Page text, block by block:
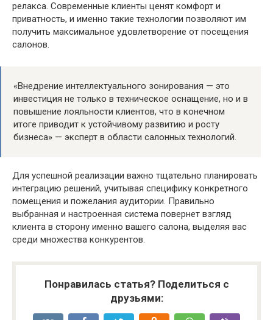
релакса. Современные клиенты ценят комфорт и
приватность, и именно такие технологии позволяют им
получить максимальное удовлетворение от посещения
салонов.
«Внедрение интеллектуального зонирования — это
инвестиция не только в техническое оснащение, но и в
повышение лояльности клиентов, что в конечном
итоге приводит к устойчивому развитию и росту
бизнеса» — эксперт в области салонных технологий.
Для успешной реализации важно тщательно планировать
интеграцию решений, учитывая специфику конкретного
помещения и пожелания аудитории. Правильно
выбранная и настроенная система повернет взгляд
клиента в сторону именно вашего салона, выделяя вас
среди множества конкурентов.
Понравилась статья? Поделиться с
друзьями: